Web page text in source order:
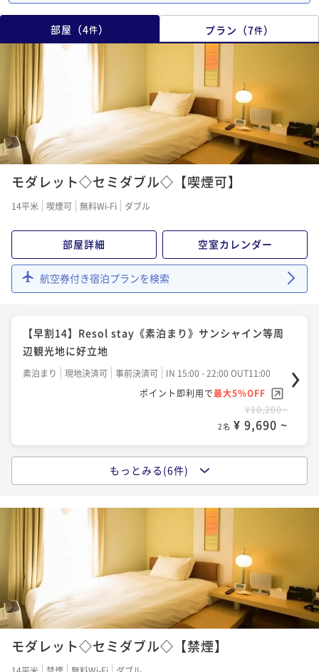
部屋 （4件） プラン （7件）
モダレット◇セミダブル◇【喫煙可】
14平米 喫煙可 無料Wi-Fi ダブル
部屋詳細 空室カレンダー
航空券付き宿泊プランを検索
【早割14】Resol stay《素泊まり》サンシャイン等周
辺観光地に好立地
素泊まり 現地決済可 事前決済可
IN 15:00 - 22:00 OUT11:00
ポイント即利用で最大5％OFF
¥10,200~
2名 ¥ 9,690 ~
【早割30】Resol stay《素泊まり》サンシャイン等ビ
素泊まり 現地決済可
ポイント即利用で最大5％OFF
¥10,200~
¥ 9,690 ~
【ネット限定】Resol stay《素泊まり》観光やビジネ
スに！！
もっとみる(6件)
モダレット◇セミダブル◇【禁煙】